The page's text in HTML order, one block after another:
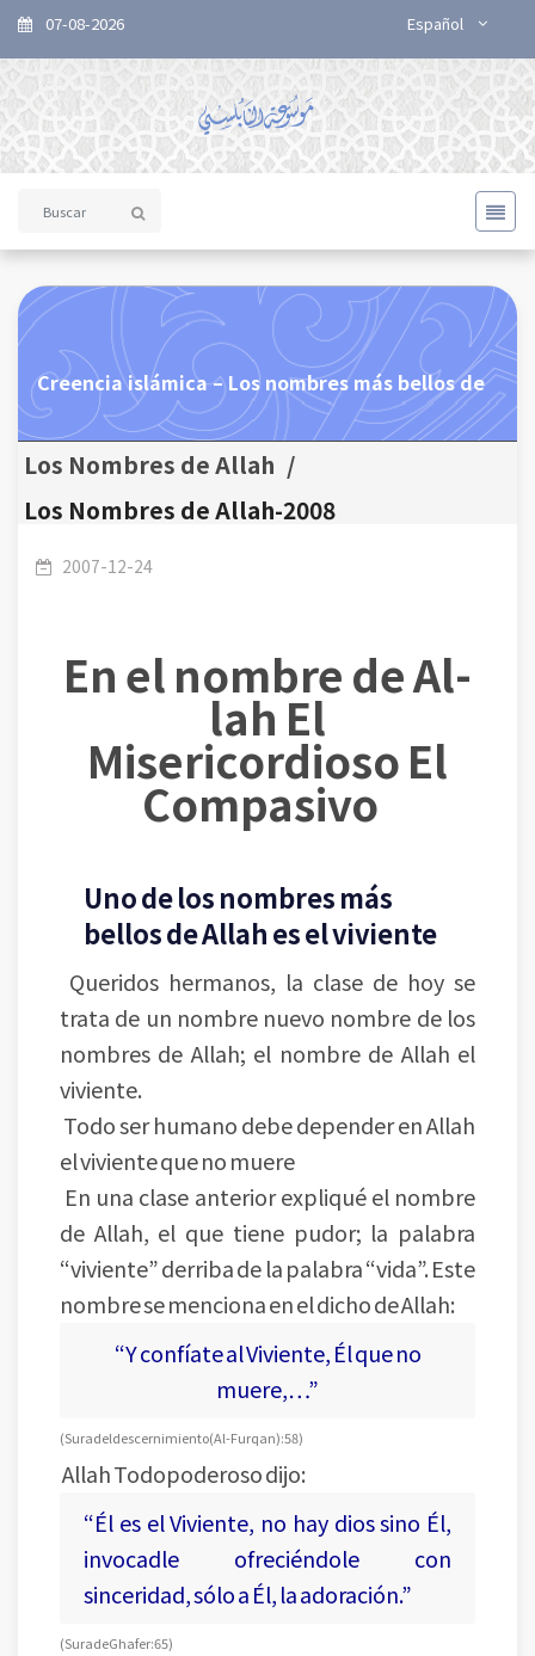
07-08-2026 Español
Creencia islámica – Los nombres más bellos de
Allah; el viviente1(el eterno)
Los Nombres de Allah /
Los Nombres de Allah-2008
2007-12-24
En el nombre de Al-
lah El
Misericordioso El
Compasivo
Uno de los nombres más
bellos de Allah es el viviente
Queridos hermanos, la clase de hoy se
trata de un nombre nuevo nombre de los
nombres de Allah; el nombre de Allah el
viviente.
Todo ser humano debe depender en Allah
el viviente que no muere
En una clase anterior expliqué el nombre
de Allah, el que tiene pudor; la palabra
“viviente” derriba de la palabra “vida”. Este
nombre se menciona en el dicho de Allah:
“Y confíate al Viviente, Él que no
muere,…”
(Sura del descernimiento (Al-Furqan): 58)
Allah Todopoderoso dijo:
“Él es el Viviente, no hay dios sino Él,
invocadle ofreciéndole con
sinceridad, sólo a Él, la adoración.”
(Sura de Ghafer:65)